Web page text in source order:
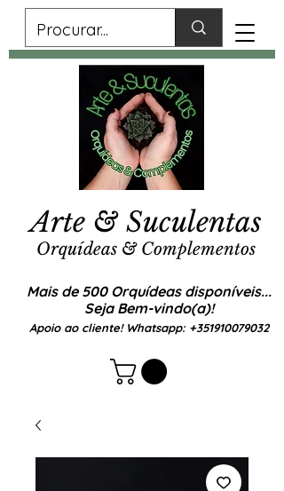
Mais de 500 Orquídeas disponíveis...
Seja Bem-vindo(a)!
Apoio ao cliente! Whatsapp: +351910079032
Arte & Suculentas
Orquídeas & Complementos